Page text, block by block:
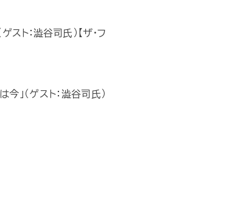
ト：澁谷司氏）【ザ・フ
（ゲスト：澁谷司氏）